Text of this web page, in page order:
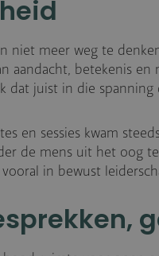
niet meer weg te
aandacht, betekenis
dat juist in die
en sessies kwam
de mens uit het oog
in bewust